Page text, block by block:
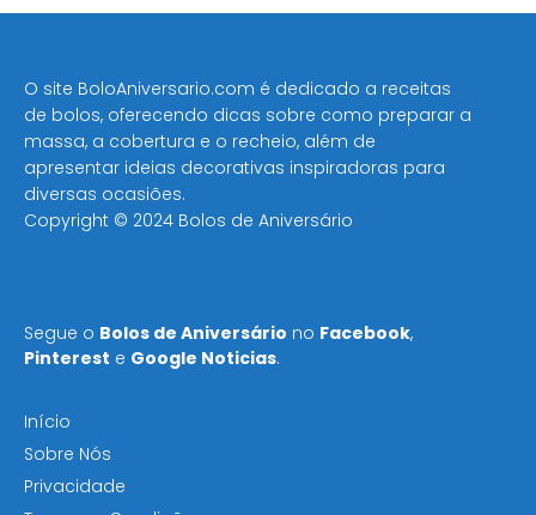
O site BoloAniversario.com é dedicado a receitas
de bolos, oferecendo dicas sobre como preparar a
massa, a cobertura e o recheio, além de
apresentar ideias decorativas inspiradoras para
diversas ocasiões​.
Copyright © 2024 Bolos de Aniversário
Segue o Bolos de Aniversário no Facebook,
Pinterest e Google Noticias.
Início
Sobre Nós
Privacidade